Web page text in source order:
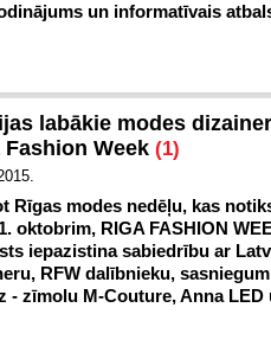
un informatīvais
labākie modes
Fashion Week (1)
Rīgas modes nedēļu, kas
oktobrim, RIGA FASHION
iepazistina sabiedrību ar
RFW dalībnieku,
- zīmolu M-Couture, Anna LED